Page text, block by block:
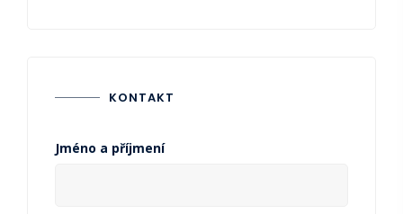
KONTAKT
Jméno a příjmení